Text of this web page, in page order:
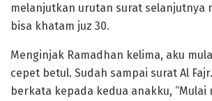
melanjutkan urutan surat selanjutnya
bisa khatam juz 30.
Menginjak Ramadhan kelima, aku
cepet betul. Sudah sampai surat Al
berkata kepada kedua anakku, “Mulai